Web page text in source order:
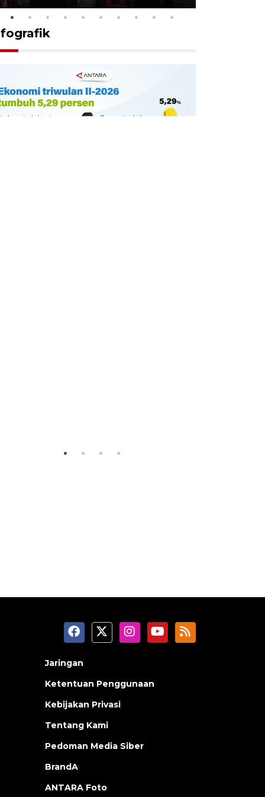
Jaringan
Ketentuan Penggunaan
Kebijakan Privasi
Tentang Kami
Pedoman Media Siber
BrandA
ANTARA Foto